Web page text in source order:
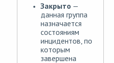
Закрыто —
данная группа
назначается
состояниям
инцидентов, по
которым
завершена